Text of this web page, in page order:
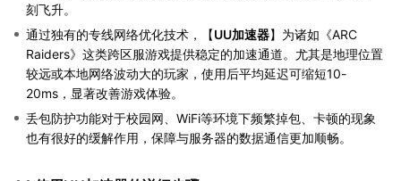
刻飞升。
通过独有的专线网络优化技术，【UU加速器】为诸如《ARC
Raiders》这类跨区服游戏提供稳定的加速通道。尤其是地理位置
较远或本地网络波动大的玩家，使用后平均延迟可缩短10-
20ms，显著改善游戏体验。
丢包防护功能对于校园网、WiFi等环境下频繁掉包、卡顿的现象
也有很好的缓解作用，保障与服务器的数据通信更加顺畅。